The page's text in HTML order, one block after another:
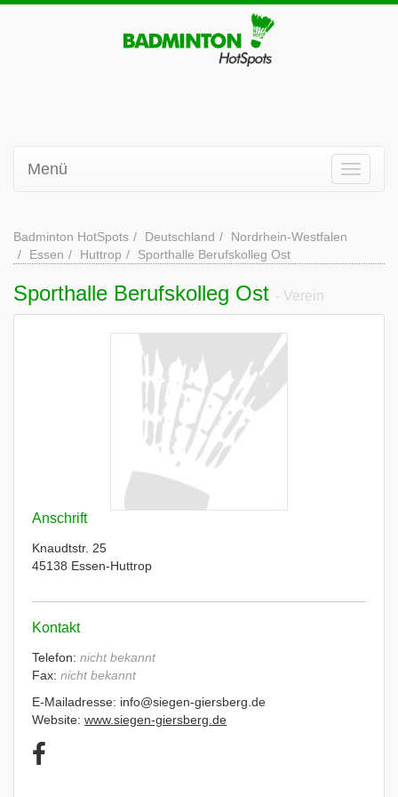
Menü
Badminton HotSpots Deutschland
Nordrhein-Westfalen
Essen
Huttrop Sporthalle Berufskolleg Ost
Sporthalle Berufskolleg Ost - Verein
Anschrift
Knaudtstr. 25
45138 Essen-Huttrop
Kontakt
Telefon: nicht bekannt
Fax: nicht bekannt
E-Mailadresse: info@siegen-giersberg.de
Website: www.siegen-giersberg.de